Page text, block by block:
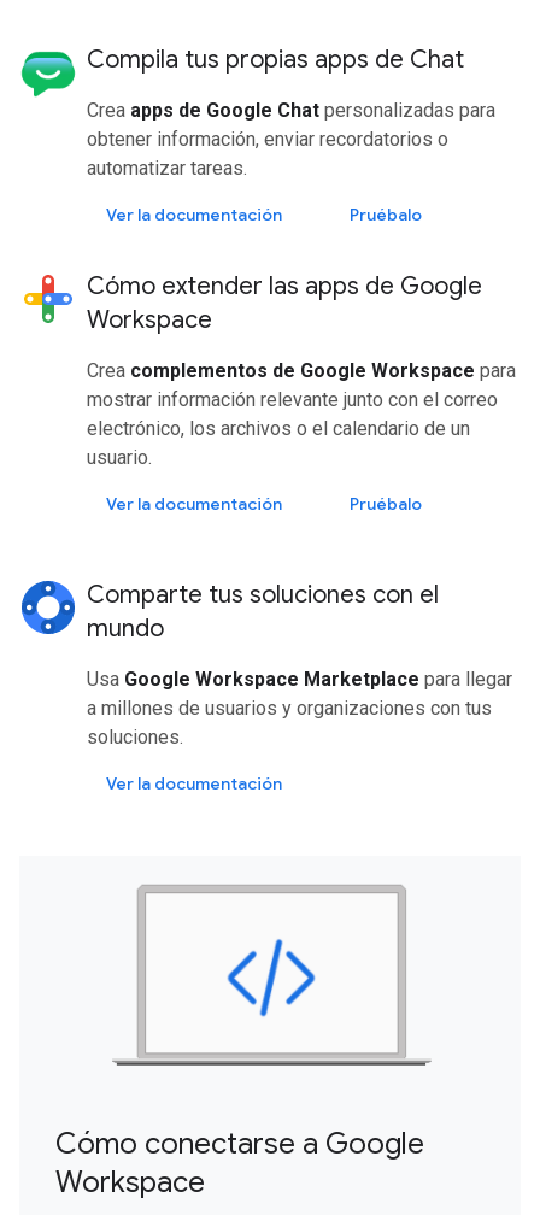
Compila tus propias apps de Chat
Crea apps de Google Chat personalizadas para
obtener información, enviar recordatorios o
automatizar tareas.
Ver la documentación Pruébalo
Cómo extender las apps de Google
Workspace
Crea complementos de Google Workspace para
mostrar información relevante junto con el correo
electrónico, los archivos o el calendario de un
usuario.
Ver la documentación Pruébalo
Comparte tus soluciones con el
mundo
Usa Google Workspace Marketplace para llegar
a millones de usuarios y organizaciones con tus
soluciones.
Ver la documentación
Cómo conectarse a Google
Workspace